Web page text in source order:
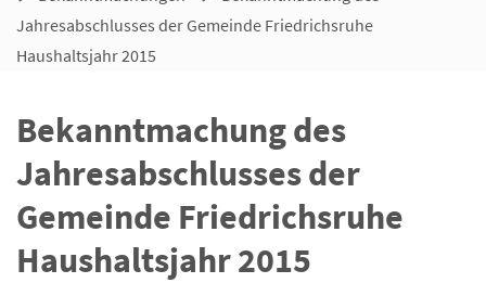
Jahresabschlusses der Gemeinde Friedrichsruhe
Haushaltsjahr 2015
Bekanntmachung des
Jahresabschlusses der
Gemeinde Friedrichsruhe
Haushaltsjahr 2015